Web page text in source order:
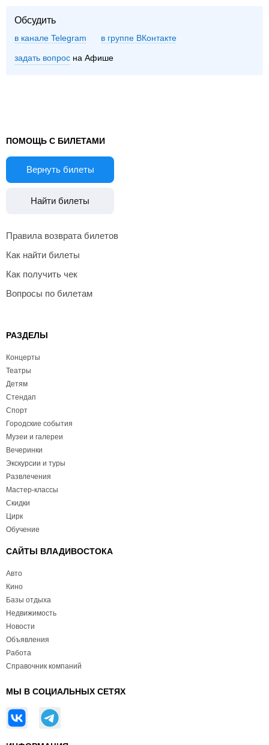
Обсудить
в канале Telegram группе ВКонтакте
задать вопрос на Афише
ПОМОЩЬ С БИЛЕТАМИ
Вернуть билеты
Найти билеты
Правила возврата билетов
Как найти билеты
Как получить чек
Вопросы по билетам
РАЗДЕЛЫ
Концерты
Театры
Детям
Стендап
Спорт
Городские события
Музеи и галереи
Вечеринки
Экскурсии и туры
Развлечения
Мастер-классы
Скидки
Цирк
Обучение
САЙТЫ ВЛАДИВОСТОКА
Авто
Кино
Базы отдыха
Недвижимость
Новости
Объявления
Работа
Справочник компаний
МЫ В СОЦИАЛЬНЫХ СЕТЯХ